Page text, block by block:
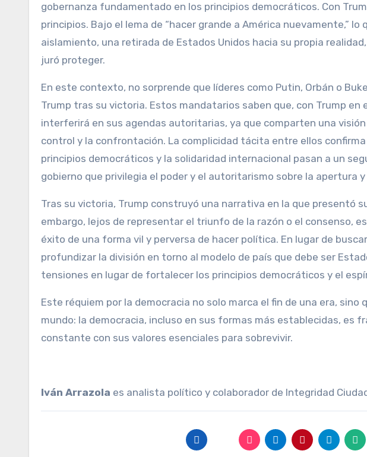
gobernanza fundamentado en los principios democráticos. Con
principios. Bajo el lema de “hacer grande a América nuevamente,”
aislamiento, una retirada de Estados Unidos hacia su propia
juró proteger.
En este contexto, no sorprende que líderes como Putin, Orbán o
Trump tras su victoria. Estos mandatarios saben que, con Trump en
interferirá en sus agendas autoritarias, ya que comparten una
control y la confrontación. La complicidad tácita entre ellos
principios democráticos y la solidaridad internacional pasan a un
gobierno que privilegia el poder y el autoritarismo sobre la apertura
Tras su victoria, Trump construyó una narrativa en la que presentó
embargo, lejos de representar el triunfo de la razón o el consenso,
éxito de una forma vil y perversa de hacer política. En lugar de
profundizar la división en torno al modelo de país que debe ser
tensiones en lugar de fortalecer los principios democráticos y el
Este réquiem por la democracia no solo marca el fin de una era,
mundo: la democracia, incluso en sus formas más establecidas, es
constante con sus valores esenciales para sobrevivir.
Iván Arrazola es analista político y colaborador de Integridad